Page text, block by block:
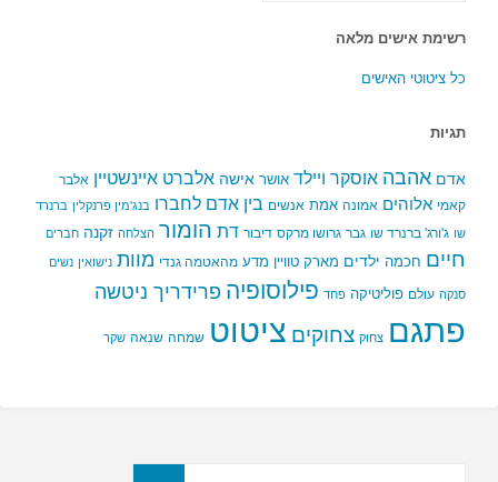
רשימת אישים מלאה
כל ציטוטי האישים
תגיות
אדם אהבה אוסקר ויילד אושר אישה אלברט איינשטיין אלבר
קאמי אלוהים אמונה אמת אנשים בין אדם לחברו בנג'מין פרנקלין ברנרד
שו ג'ורג' ברנרד שו גבר גרושו מרקס דיבור דת הומור הצלחה זקנה חברים
חיים חכמה ילדים מארק טוויין מדע מהאטמה גנדי מוות נישואין נשים
סנקה עולם פוליטיקה פחד פילוסופיה פרידריך ניטשה
פתגם צחוק צחוקים ציטוט שמחה שנאה שקר